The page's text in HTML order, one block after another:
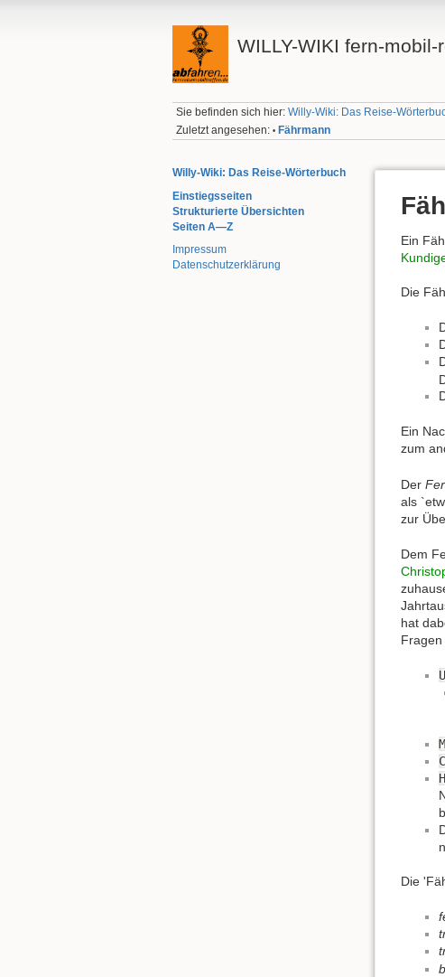
WILLY-WIKI fern-mobil-
Sie befinden sich hier:Willy-Wiki: Das Reise-
Zuletzt angesehen: • Fährmann
Willy-Wiki: Das Reise-Wörterbuch
Einstiegsseiten
Strukturierte Übersichten
Seiten A—Z
Impressum
Datenschutzerklärung
Ein
Die
Ein
zum
Der
als
zur
Dem
hat
Die